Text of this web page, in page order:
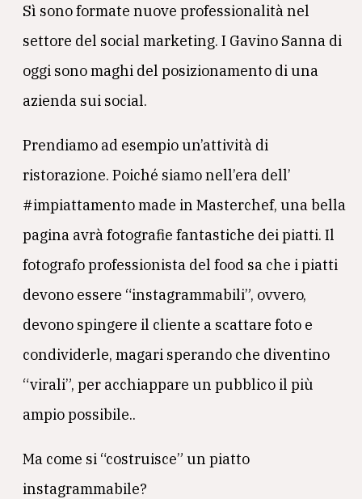
Sì sono formate nuove professionalità nel
settore del social marketing. I Gavino Sanna di
oggi sono maghi del posizionamento di una
azienda sui social.
Prendiamo ad esempio un’attività di
ristorazione. Poiché siamo nell’era dell’
#impiattamento made in Masterchef, una bella
pagina avrà fotografie fantastiche dei piatti. Il
fotografo professionista del food sa che i piatti
devono essere “instagrammabili”, ovvero,
devono spingere il cliente a scattare foto e
condividerle, magari sperando che diventino
“virali”, per acchiappare un pubblico il più
ampio possibile..
Ma come si “costruisce” un piatto
instagrammabile?